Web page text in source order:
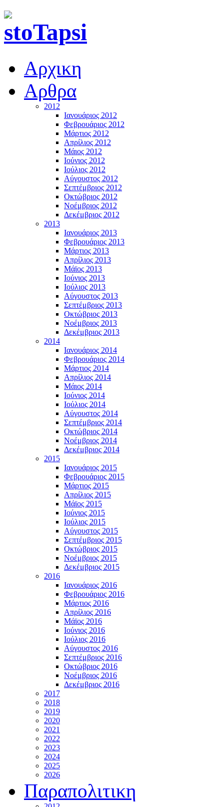
Αρχικη
Αρθρα
2012
Ιανουάριος 2012
Φεβρουάριος 2012
Μάρτιος 2012
Απρίλιος 2012
Μάιος 2012
Ιούνιος 2012
Ιούλιος 2012
Αύγουστος 2012
Σεπτέμβριος 2012
Οκτώβριος 2012
Νοέμβριος 2012
Δεκέμβριος 2012
2013
Ιανουάριος 2013
Φεβρουάριος 2013
Μάρτιος 2013
Απρίλιος 2013
Μάϊος 2013
Ιούνιος 2013
Ιούλιος 2013
Αύγουστος 2013
Σεπτέμβριος 2013
Οκτώβριος 2013
Νοέμβριος 2013
Δεκέμβριος 2013
2014
Ιανουάριος 2014
Φεβρουάριος 2014
Μάρτιος 2014
Απρίλιος 2014
Μάιος 2014
Ιούνιος 2014
Ιούλιος 2014
Αύγουστος 2014
Σεπτέμβριος 2014
Οκτώβριος 2014
Νοέμβριος 2014
Δεκέμβριος 2014
2015
Ιανουάριος 2015
Φεβρουάριος 2015
Μάρτιος 2015
Απρίλιος 2015
Μάϊος 2015
Ιούνιος 2015
Ιούλιος 2015
Αύγουστος 2015
Σεπτέμβριος 2015
Οκτώβριος 2015
Νοέμβριος 2015
Δεκέμβριος 2015
2016
Ιανουάριος 2016
Φεβρουάριος 2016
Μάρτιος 2016
Απρίλιος 2016
Μάϊος 2016
Ιούνιος 2016
Ιούλιος 2016
Αύγουστος 2016
Σεπτέμβριος 2016
Οκτώβριος 2016
Νοέμβριος 2016
Δεκέμβριος 2016
2017
2018
2019
2020
2021
2022
2023
2024
2025
2026
Παραπολιτικη